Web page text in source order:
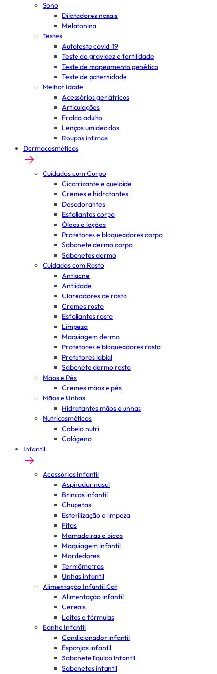
Sono
Dilatadores nasais
Melatonina
Testes
Autoteste covid-19
Teste de gravidez e fertilidade
Teste de mapeamento genético
Teste de paternidade
Melhor Idade
Acessórios geriátricos
Articulações
Fralda adulto
Lenços umidecidos
Roupas íntimas
Dermocosméticos
Cuidados com Corpo
Cicatrizante e queloide
Cremes e hidratantes
Desodorantes
Esfoliantes corpo
Óleos e loções
Protetores e bloqueadores corpo
Sabonete dermo corpo
Sabonetes dermo
Cuidados com Rosto
Antiacne
Antiidade
Clareadores de rosto
Cremes rosto
Esfoliantes rosto
Limpeza
Maquiagem dermo
Protetores e bloqueadores rosto
Protetores labial
Sabonete dermo rosto
Mãos e Pés
Cremes mãos e pés
Mãos e Unhas
Hidratantes mãos e unhas
Nutricosméticos
Cabelo nutri
Colágeno
Infantil
Acessórios Infantil
Aspirador nasal
Brincos infantil
Chupetas
Esterilização e limpeza
Fitas
Mamadeiras e bicos
Maquiagem infantil
Mordedores
Termômetros
Unhas infantil
Alimentação Infantil Cat
Alimentação infantil
Cereais
Leites e fórmulas
Banho Infantil
Condicionador infantil
Esponjas infantil
Sabonete líquido infantil
Sabonetes infantil